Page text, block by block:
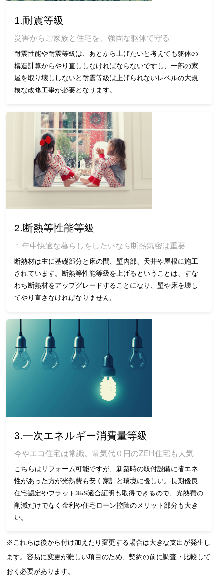
1.耐震等級
災害からご家族と住宅を、強固な躯体で守る
耐震性能や耐震等級は、あとから上げたいと考えても躯体の
構造計算からやり直ししなければならないですし、一部の家
屋を取り壊ししないと耐震等級は上げられないレベルの大規
模な改修工事が必要となります。
2.断熱等性能等級
１年中快適な暮らしをしたいなら断熱気密は重要
断熱材は主に基礎部分と床の間、壁内部、天井や屋根に施工
されています。断熱等性能等級を上げるということは、すな
わち断熱材をアップグレードすることになり、壁や床を壊し
てやり直さなければなりません。
3.一次エネルギー消費量等級
今やエコ住宅は常識。電気代０円のZEH住宅も人気
こちらはリフォーム可能ですが、新築時の取付設備に省エネ
性があった方が光熱費も安く家計と環境に優しい。長期優良
住宅認定やフラット35S適合証明も取得できるので、光熱費の
削減だけでなく金利や住宅ローン控除のメリット部分も大き
い。
※これらは後から付け加えたり変更する場合は大きな支出が発生し
ます。容易に変更が難しい項目のため、契約の前に調査・比較して
おく必要があります。